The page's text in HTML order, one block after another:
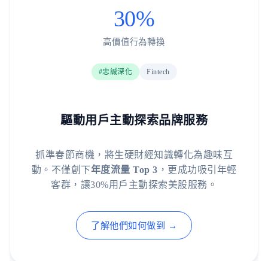
30%
高價值行為轉換
#忠誠深化 Fintech
驅動用戶主動探索品牌服務
抓準春節商機，將生硬財經知識轉化為趣味互
動。不僅創下年度流量 Top 3 ，更成功吸引年輕
客群，讓30%用戶主動探索美股服務。
了解他們如何做到 →